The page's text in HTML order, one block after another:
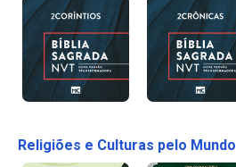
Religiões e Culturas pelo Mundo